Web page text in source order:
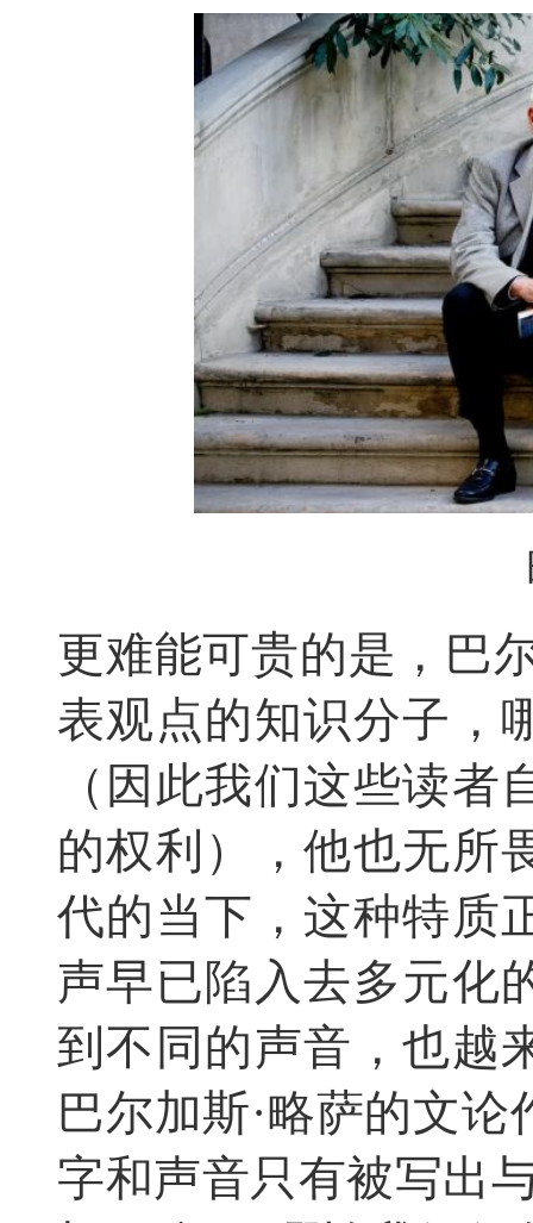
更难能可贵的是，巴
表观点的知识分子，
（因此我们这些读
的权利），他也无所
代的当下，这种特质
声早已陷入去多元化
到不同的声音，也越
巴尔加斯·略萨的文
字和声音只有被写出